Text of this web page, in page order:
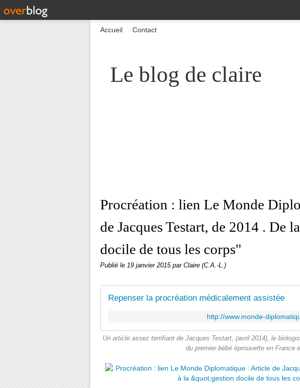
Le blog de claire
Accueil Contact
Procréation : lien Le Monde
de Jacques Testart, de 2014 . De
docile de tous les corps"
Publié le 19 janvier 2015 par Claire (C.A.-L.)
Repenser la procréation médicalement assistée
http://www.monde-
Un article assez terrifiant de Jacques Testart, (avril 2014), le
du premier bébé éprouvette en France